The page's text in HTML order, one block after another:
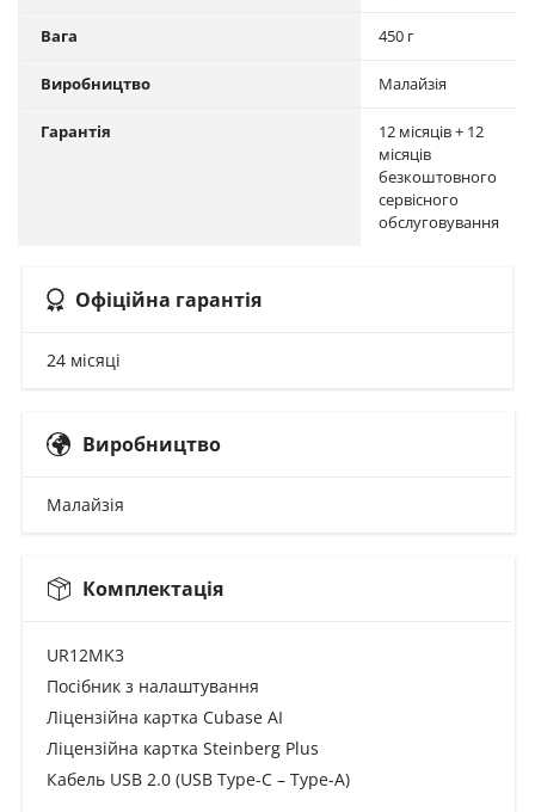
Вага 450 г
Виробництво Малайзія
Гарантія
12 місяців + 12
місяців
безкоштовного
сервісного
обслуговування
Офіційна гарантія
24 місяці
Виробництво
Малайзія
Комплектація
UR12MK3
Посібник з налаштування
Ліцензійна картка Cubase AI
Ліцензійна картка Steinberg Plus
Кабель USB 2.0 (USB Type-C – Type-A)